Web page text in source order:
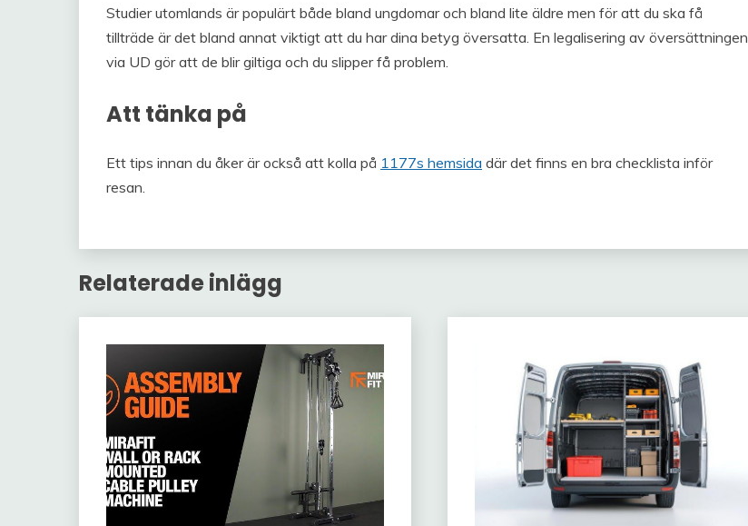
Studier utomlands är populärt både bland ungdomar och bland lite äldre men för att du ska få
tillträde är det bland annat viktigt att du har dina betyg översatta. En legalisering av översättningen
via UD gör att de blir giltiga och du slipper få problem.
Att tänka på
Ett tips innan du åker är också att kolla på 1177s hemsida där det finns en bra checklista inför
resan.
Relaterade inlägg